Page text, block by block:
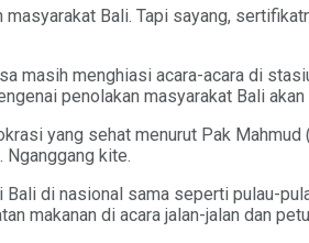
Bali. Tapi sayang,
masih menghiasi acara-acara di
penolakan masyarakat Bali
yang sehat menurut Pak
Nganggang kite.
di nasional sama seperti pulau-
makanan di acara jalan-jalan dan